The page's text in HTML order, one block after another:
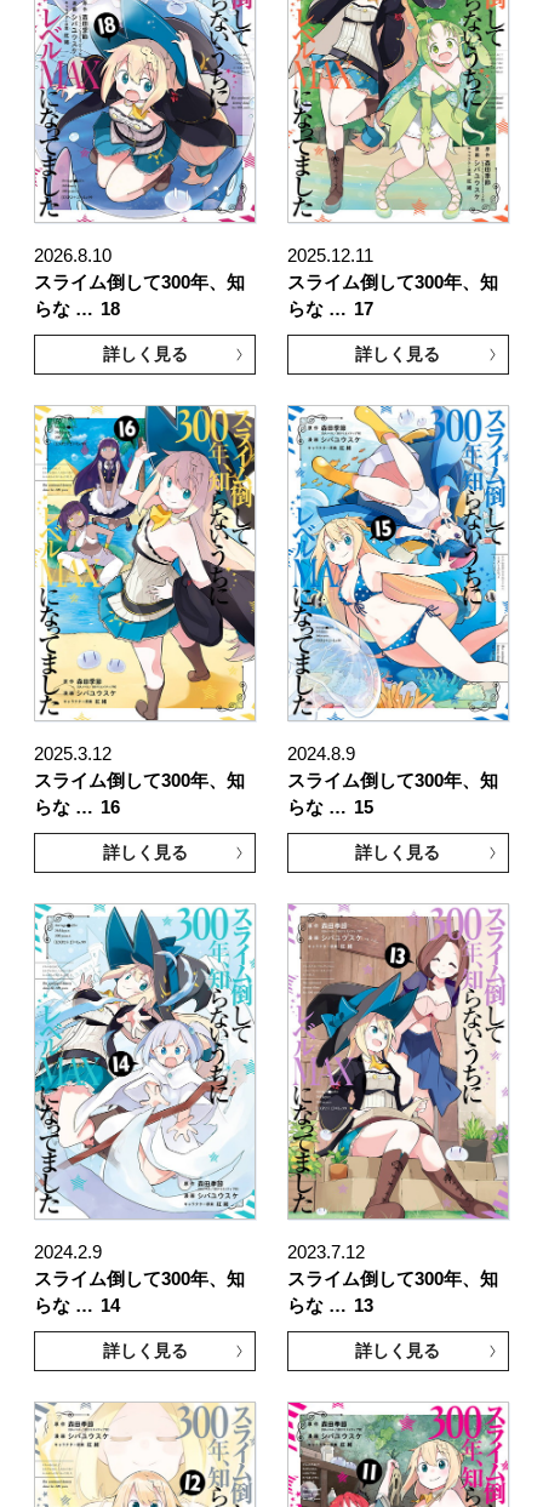
2026.8.10
スライム倒して300年、知
らな … 18
詳しく見る
2025.12.11
スライム倒して300年、知
らな … 17
詳しく見る
2025.3.12
スライム倒して300年、知
らな … 16
詳しく見る
2024.8.9
スライム倒して300年、知
らな … 15
詳しく見る
2024.2.9
スライム倒して300年、知
らな … 14
詳しく見る
2023.7.12
スライム倒して300年、知
らな … 13
詳しく見る